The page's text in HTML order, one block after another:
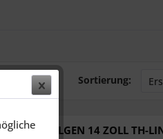
Sortierung:
SCHMIDT FELGEN 14 ZOLL TH-